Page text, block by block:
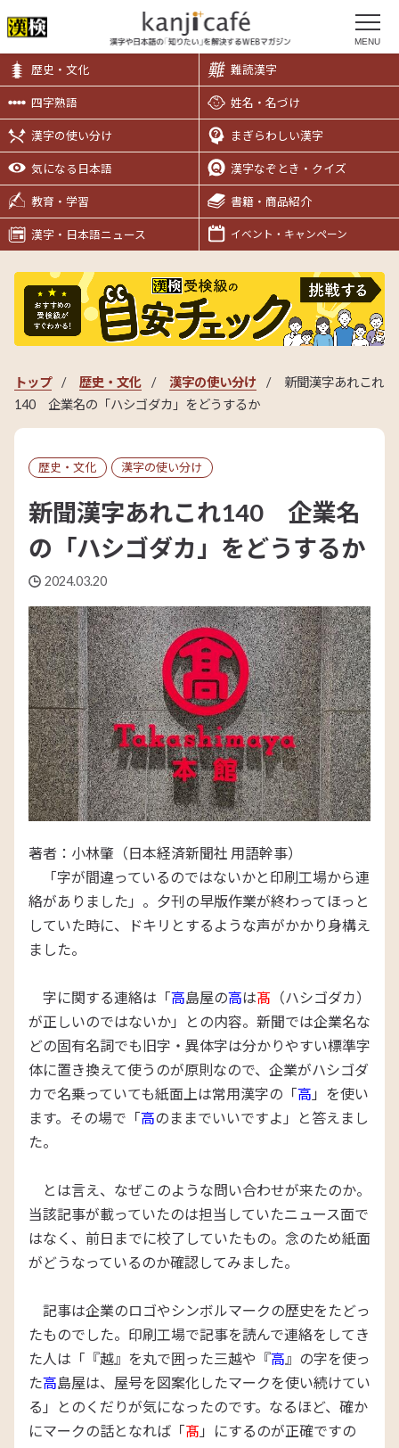
MENU
歴史・文化 難読漢字
四字熟語 姓名・名づけ
漢字の使い分け まぎらわしい漢字
気になる日本語 漢字なぞとき・クイズ
教育・学習 書籍・商品紹介
漢字・日本語ニュース イベント・キャンペーン
トップ 歴史・文化 漢字の使い分け
新聞漢字あれこれ
140 企業名の「ハシゴダカ」をどうするか
歴史・文化 漢字の使い分け
新聞漢字あれこれ140 企業名
の「ハシゴダカ」をどうするか
2024.03.20
著者：小林肇（日本経済新聞社 用語幹事）
「字が間違っているのではないかと印刷工場から連
絡がありました」。夕刊の早版作業が終わってほっと
していた時に、ドキリとするような声がかかり身構え
ました。
字に関する連絡は「高島屋の高は髙 （ハシゴダカ）
が正しいのではないか」との内容。新聞では企業名な
どの固有名詞でも旧字・異体字は分かりやすい標準字
体に置き換えて使うのが原則なので、企業がハシゴダ
カで名乗っていても紙面上は常用漢字の「高 」を使い
ます。その場で「高のままでいいですよ」と答えまし
た。
とは言え、なぜこのような問い合わせが来たのか。
当該記事が載っていたのは担当していたニュース面で
はなく、前日までに校了していたもの。念のため紙面
がどうなっているのか確認してみました。
記事は企業のロゴやシンボルマークの歴史をたどっ
たものでした。印刷工場で記事を読んで連絡をしてき
た人は「『越』を丸で囲った三越や『高 』の字を使っ
た高島屋は、屋号を図案化したマークを使い続けてい
る」とのくだりが気になったのです。なるほど、確か
にマークの話となれば「髙 」にするのが正確ですの